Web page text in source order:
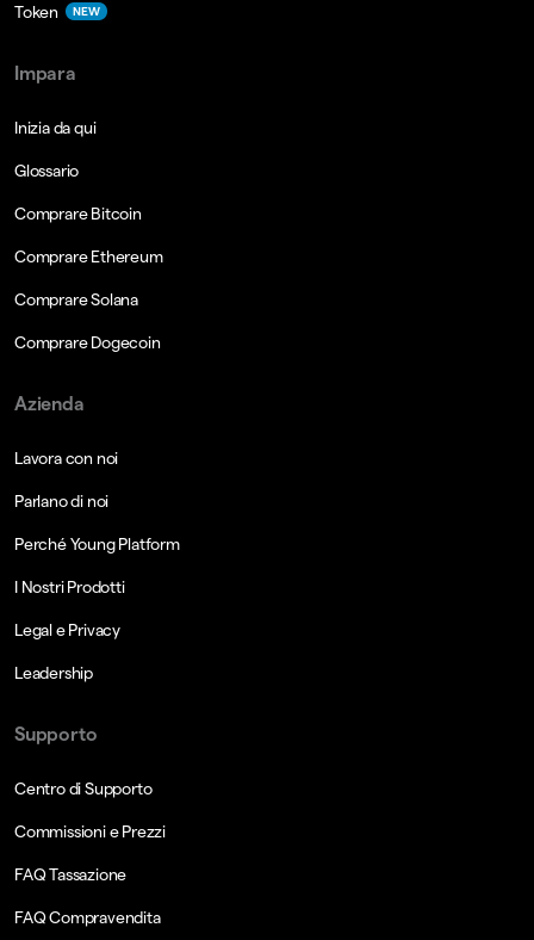
Token NEW
Impara
Inizia da qui
Glossario
Comprare Bitcoin
Comprare Ethereum
Comprare Solana
Comprare Dogecoin
Azienda
Lavora con noi
Parlano di noi
Perché Young Platform
I Nostri Prodotti
Legal e Privacy
Leadership
Supporto
Centro di Supporto
Commissioni e Prezzi
FAQ Tassazione
FAQ Compravendita